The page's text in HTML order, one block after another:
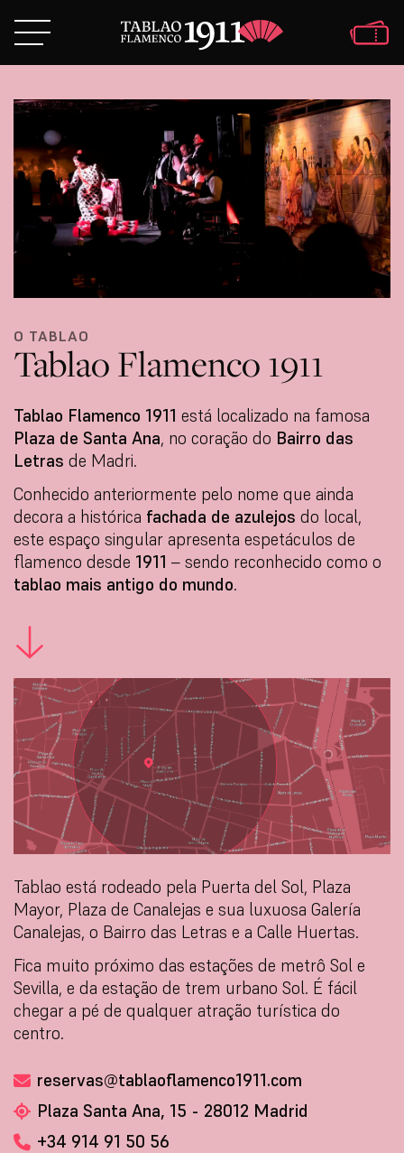
O TABLAO
Tablao Flamenco 1911
Tablao Flamenco 1911 está localizado na famosa
Plaza de Santa Ana, no coração do Bairro das
Letras de Madri.
Conhecido anteriormente pelo nome que ainda
decora a histórica fachada de azulejos do local,
este espaço singular apresenta espetáculos de
flamenco desde 1911 – sendo reconhecido como o
tablao mais antigo do mundo.
Tablao está rodeado pela Puerta del Sol, Plaza
Mayor, Plaza de Canalejas e sua luxuosa Galería
Canalejas, o Bairro das Letras e a Calle Huertas.
Fica muito próximo das estações de metrô Sol e
Sevilla, e da estação de trem urbano Sol. É fácil
chegar a pé de qualquer atração turística do
centro.
reservas@tablaoflamenco1911.com
Plaza Santa Ana, 15 - 28012 Madrid
+34 914 91 50 56